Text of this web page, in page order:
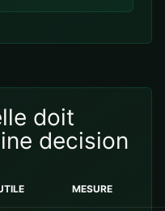
doit
decision
MESURE